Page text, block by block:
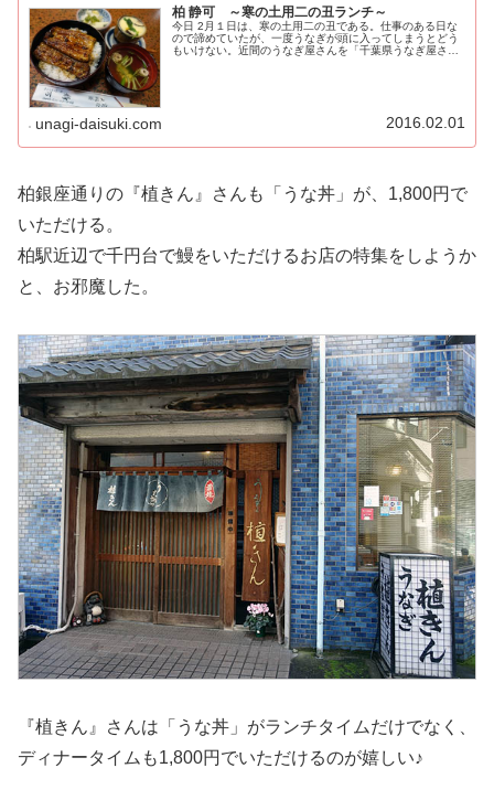
柏 静可 ～寒の土用二の丑ランチ～
今日 2月１日は、寒の土用二の丑である。仕事のある日な
ので諦めていたが、一度うなぎが頭に入ってしまうとどう
もいけない。近間のうなぎ屋さんを「千葉県うなぎ屋さん
unagi-daisuki.com 2016.02.01
柏銀座通りの『植きん』さんも「うな丼」が、1,800円で
いただける。
柏駅近辺で千円台で鰻をいただけるお店の特集をしようか
と、お邪魔した。
『植きん』さんは「うな丼」がランチタイムだけでなく、
ディナータイムも1,800円でいただけるのが嬉しい♪